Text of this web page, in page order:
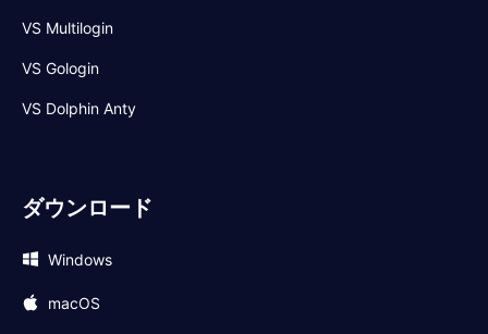
VS Multilogin
VS Gologin
VS Dolphin Anty
ダウンロード
Windows
macOS